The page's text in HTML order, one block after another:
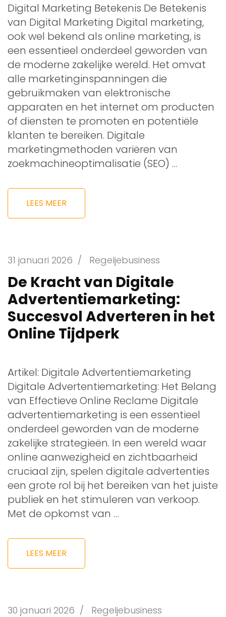
Digital Marketing Betekenis De Betekenis
van Digital Marketing Digital marketing,
ook wel bekend als online marketing, is
een essentieel onderdeel geworden van
de moderne zakelijke wereld. Het omvat
alle marketinginspanningen die
gebruikmaken van elektronische
apparaten en het internet om producten
of diensten te promoten en potentiële
klanten te bereiken. Digitale
marketingmethoden variëren van
zoekmachineoptimalisatie (SEO) …
LEES MEER
31 januari 2026 / Regeljebusiness
De Kracht van Digitale
Advertentiemarketing:
Succesvol Adverteren in het
Online Tijdperk
Artikel: Digitale Advertentiemarketing
Digitale Advertentiemarketing: Het Belang
van Effectieve Online Reclame Digitale
advertentiemarketing is een essentieel
onderdeel geworden van de moderne
zakelijke strategieën. In een wereld waar
online aanwezigheid en zichtbaarheid
cruciaal zijn, spelen digitale advertenties
een grote rol bij het bereiken van het juiste
publiek en het stimuleren van verkoop.
Met de opkomst van …
LEES MEER
30 januari 2026 / Regeljebusiness